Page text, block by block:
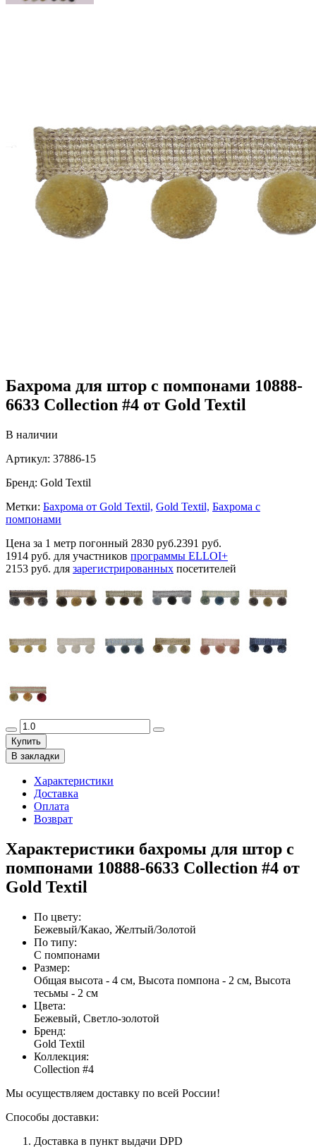
Бахрома для штор с помпонами 10888-
6633 Collection #4 от Gold Textil
В наличии
Артикул: 37886-15
Бренд: Gold Textil
Метки: Бахрома от Gold Textil, Gold Textil, Бахрома с
помпонами
Цена за 1 метр погонный 2830 руб.2391 руб.
1914 руб. для участников программы ELLOI+
2153 руб. для зарегистрированных посетителей
Купить
В закладки
Характеристики
Доставка
Оплата
Возврат
Характеристики бахромы для штор с
помпонами 10888-6633 Collection #4 от
Gold Textil
По цвету:
Бежевый/Какао, Желтый/Золотой
По типу:
С помпонами
Размер:
Общая высота - 4 см, Высота помпона - 2 см, Высота
тесьмы - 2 см
Цвета:
Бежевый, Светло-золотой
Бренд:
Gold Textil
Коллекция:
Collection #4
Мы осуществляем доставку по всей России!
Способы доставки:
Доставка в пункт выдачи DPD